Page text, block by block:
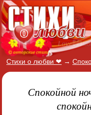
Стихи о любви ❤ →
Спокойной